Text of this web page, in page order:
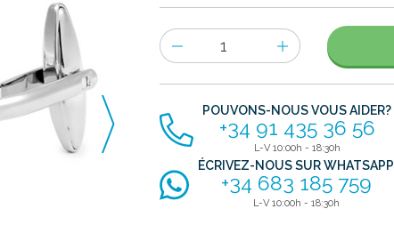
Nombre
d'items
POUVONS-NOUS VOUS AIDER?
+34 91 435 36 56
L-V 10:00h - 18:30h
ÉCRIVEZ-NOUS SUR WHATSAPP
+34 683 185 759
L-V 10:00h - 18:30h